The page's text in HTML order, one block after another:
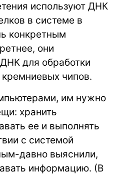
используют ДНК
в системе в
конкретным
они
для обработки
чипов.
им нужно
хранить
ее и выполнять
с системой
давно выяснили,
информацию. (В